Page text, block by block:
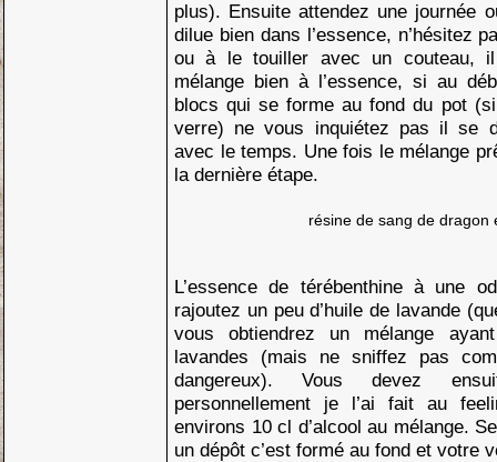
plus). Ensuite attendez une journée
dilue bien dans l’essence, n’hésitez
ou à le touiller avec un couteau,
mélange bien à l’essence, si au
blocs qui se forme au fond du pot
verre) ne vous inquiétez pas il se
avec le temps. Une fois le mélange
la dernière étape.
résine de sang de dragon
L’essence de térébenthine à une
rajoutez un peu d’huile de lavande
vous obtiendrez un mélange
lavandes (mais ne sniffez pas
dangereux). Vous devez
personnellement je l’ai fait au
environs 10 cl d’alcool au mélange.
un dépôt c’est formé au fond et votre